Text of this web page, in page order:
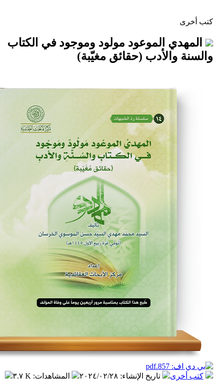
الموعود مولود وموجود في الكتاب
(حقائق مغيّبة)
تاريخ الإنشاء:٢٠٢٤/٠٢/٢٨ المشاهدات:٣.٧ K